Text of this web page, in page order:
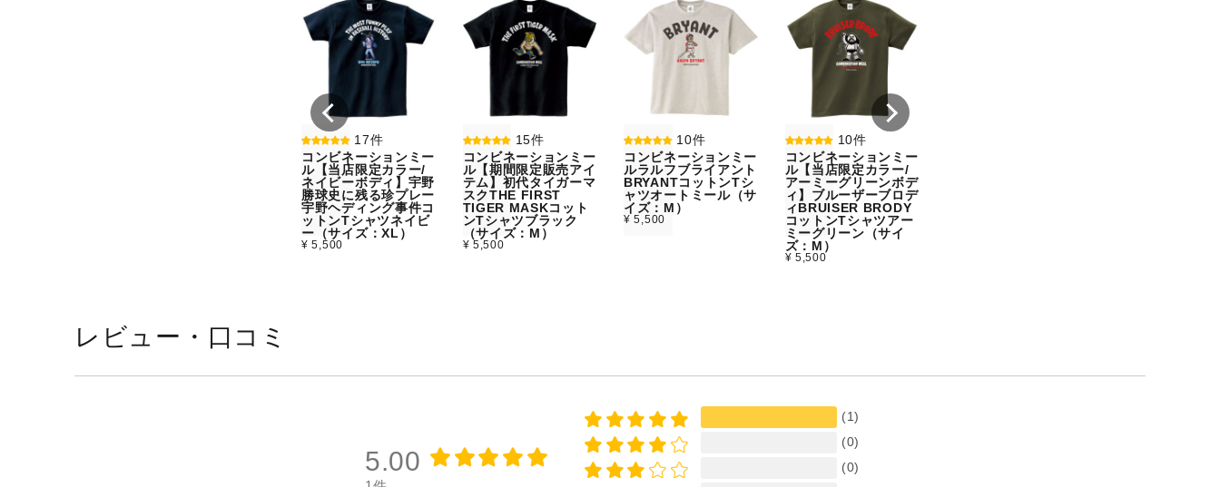
17件
コンビネーションミー
ル【当店限定カラー/
ネイビーボディ】宇野
勝球史に残る珍プレー
宇野ヘディング事件コ
ットンTシャツネイビ
ー（サイズ：XL）
¥ 5,500
15件
コンビネーションミー
ル【期間限定販売アイ
テム】初代タイガーマ
スクTHE FIRST
TIGER MASKコット
ンTシャツブラック
（サイズ：M）
¥ 5,500
10件
コンビネーションミー
ルラルフブライアント
BRYANTコットンTシ
ャツオートミール（サ
イズ：M）
¥ 5,500
10件
コンビネーションミー
ル【当店限定カラー/
アーミーグリーンボデ
ィ】ブルーザーブロデ
ィBRUISER BRODY
コットンTシャツアー
ミーグリーン（サイ
ズ：M）
¥ 5,500
レビュー・口コミ
5.00
(1)
(0)
(0)